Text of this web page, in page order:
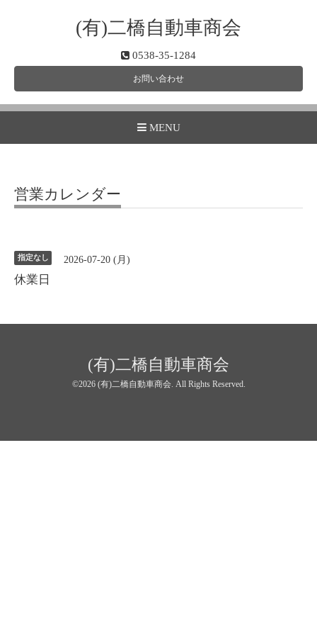
(有)二橋自動車商会
0538-35-1284
お問い合わせ
MENU
営業カレンダー
指定なし 2026-07-20 (月)
休業日
(有)二橋自動車商会
©2026 (有)二橋自動車商会. All Rights Reserved.